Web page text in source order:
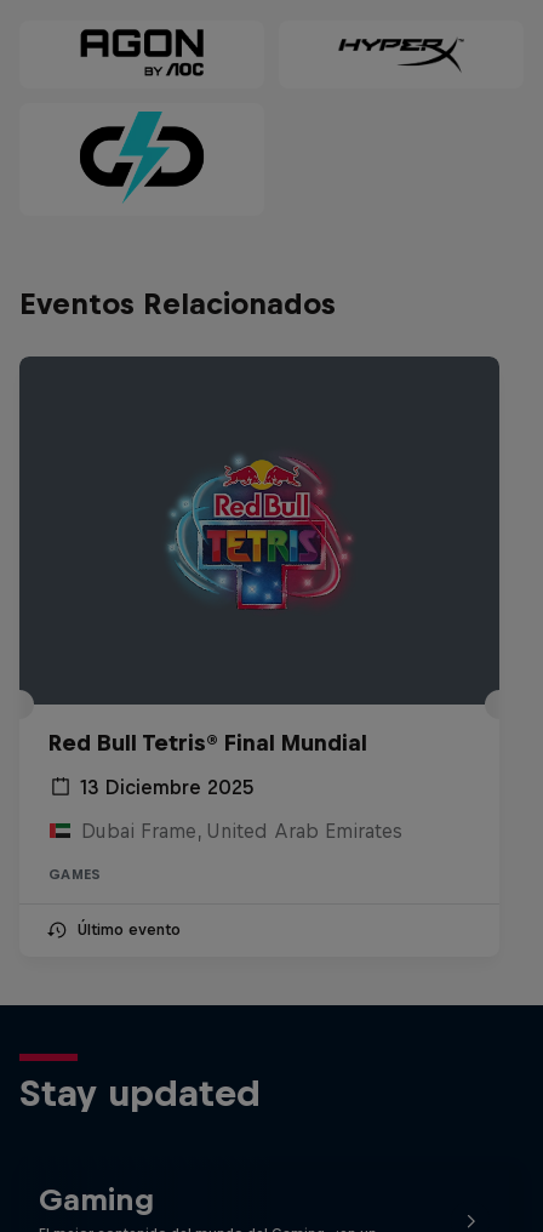
Eventos Relacionados
Red Bull Tetris® Final Mundial
13 Diciembre 2025
Dubai Frame, United Arab Emirates
GAMES
Último evento
Stay updated
Gaming